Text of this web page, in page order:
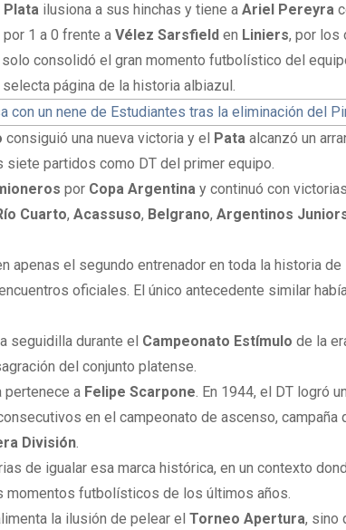
Plata ilusiona a sus hinchas y tiene aAriel Pereyra
1 a 0 frente aVélez Sarsfield en Liniers, por los
solo consolidó el gran momento futbolístico del
página de la historia albiazul.
con un nene de Estudiantes tras la eliminación del
consiguió una nueva victoria y el Pataalcanzó un
partidos como DT del primer equipo.
por Copa Argentina y continuó con
Cuarto,Acassuso, Belgrano,Argentinos
apenas el segundo entrenador en toda la historia de
oficiales. El único antecedente similar
seguidilla durante el Campeonato Estímulo de la
del conjunto platense.
pertenece a Felipe Scarpone. En 1944, el DT logró
en el campeonato de ascenso, campaña
División.
de igualar esa marca histórica, en un contexto
momentos futbolísticos de los últimos años.
la ilusión de pelear elTorneo Apertura, sino